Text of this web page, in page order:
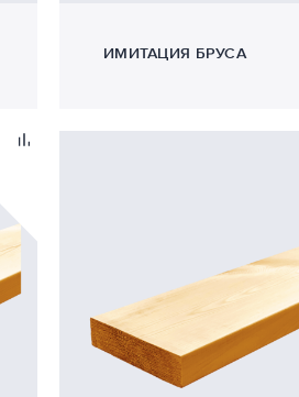
ИМИТАЦИЯ БРУСА